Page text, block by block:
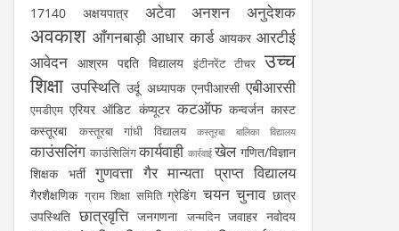
17140 अक्षयपात्र अटेवा अनशन अनुदेशक
अवकाश आँगनबाड़ी आधार कार्ड आयकर आरटीई
आवेदन आश्रम पद्दति विद्यालय इंटीनरेंट टीचर उच्च
शिक्षा उपस्थिति उर्दू अध्यापक एनपीआरसी एबीआरसी
एमडीएम एरियर ऑडिट कंप्यूटर कटऑफ कन्वर्जन कास्ट
कस्तूरबा
कस्तूरबा गांधी विद्यालय कस्तूरबा बालिका विद्यालय
काउंसलिंग काउंसिलिंग कार्यवाही कार्रवाई खेल गणित/विज्ञान
शिक्षक भर्ती
गुणवत्ता गैर मान्यता प्राप्त विद्यालय
गैरशैक्षणिक ग्राम शिक्षा समिति ग्रेडिंग चयन चुनाव छात्र
उपस्थिति छात्रवृत्ति जनगणना जन्मदिन जवाहर नवोदय